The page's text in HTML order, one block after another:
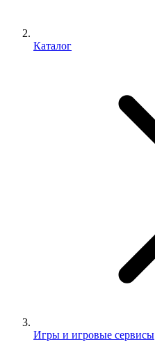
Каталог
Игры и игровые сервисы